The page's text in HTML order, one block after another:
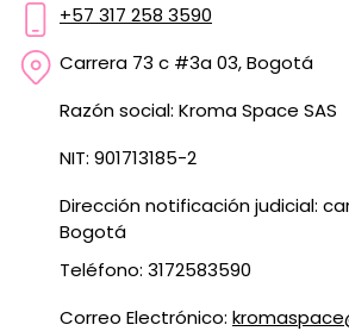
+57 317 258 3590
Carrera 73 c #3a 03, Bogotá
Razón social: Kroma Space SAS
NIT: 901713185-2
Dirección notificación judicial:
Bogotá
Teléfono: 3172583590
Correo Electrónico: